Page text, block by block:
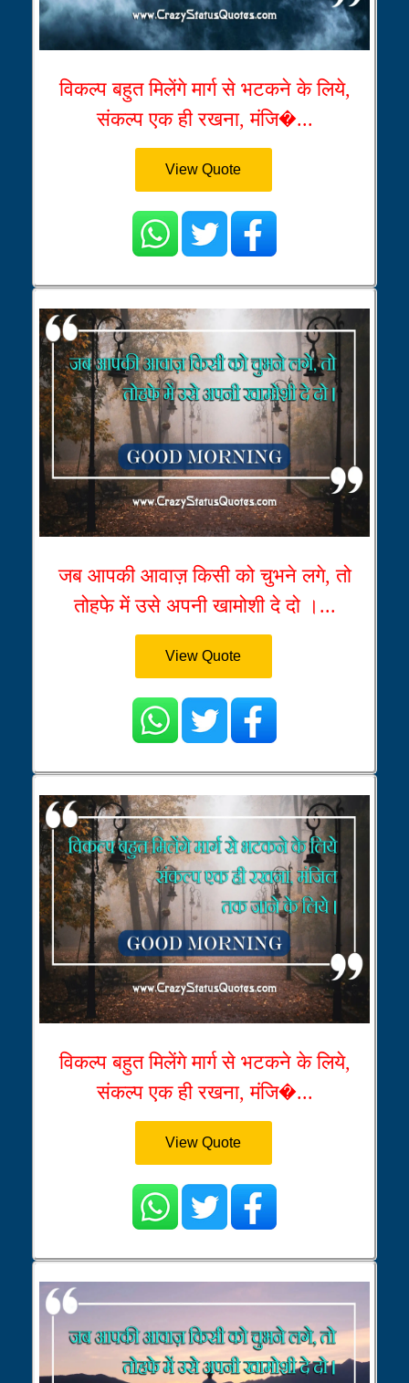
विकल्प बहुत मिलेंगे मार्ग से भटकने के लिये,
संकल्प एक ही रखना, मंजि�...
View Quote
जब आपकी आवाज़ किसी को चुभने लगे, तो
तोहफे में उसे अपनी खामोशी दे दो ।...
View Quote
विकल्प बहुत मिलेंगे मार्ग से भटकने के लिये,
संकल्प एक ही रखना, मंजि�...
View Quote